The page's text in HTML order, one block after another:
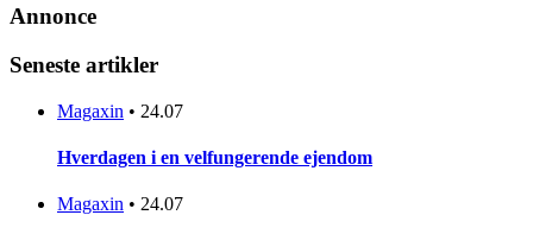
Annonce
Seneste artikler
Magaxin • 24.07
Hverdagen i en velfungerende ejendom
Magaxin • 24.07